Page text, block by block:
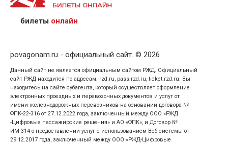
предъявив удостоверение личности пассажира, на
кого оформлен билет.
билеты онлайн
povagonam.ru - официальный сайт. © 2026
Данный сайт не является официальным сайтом РЖД. Официальный
сайт РЖД находится по адресам: rzd.ru, pass.rzd.ru, ticket.rzd.ru. Вы
находитесь на сайте субагента, который осуществляет оформление
электронных проездных и перевозочных документов и услуг от
имени железнодорожных перевозчиков на основании договора №
ФПК-22-316 от 27.12.2022 года, заключенный между ООО «РЖД
-Цифровые пассажирские решения» и АО «ФПК», и Договор №
ИМ-314 о предоставлении услуг с использованием Веб-системы от
29.12.2017 года, заключенный между ООО «РЖД-Цифровые